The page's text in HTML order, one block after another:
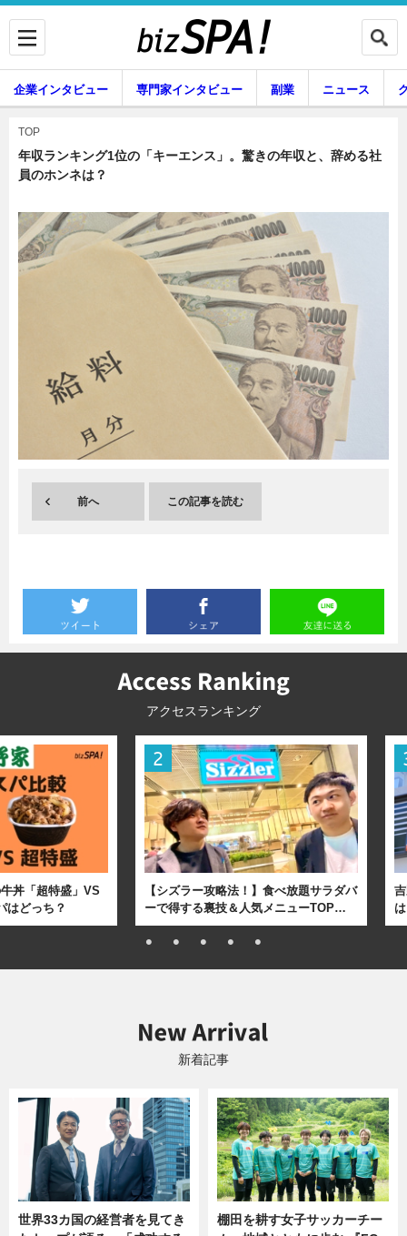
企業インタビュー 専門家インタビュー
ニュース
グルメ スキル
暮らし エンタメ
企業インタビュー 専門家インタビュー 副業 ニュース
暮らし
TOP
年収ランキング1位の「キーエンス」。驚きの年収と、辞める社
員のホンネは？
前へ この記事を読む
アクセスランキング
丼「超特盛」VS
はどっち？
【シズラー攻略法！】食べ放題サラダバ
ーで得する裏技＆人気メニューTOP…
新着記事
世界33カ国の経営者を見てき
棚田を耕す女子サッカーチー